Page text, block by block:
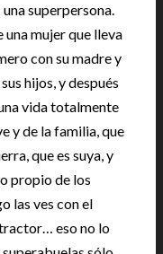
superpersona.
una mujer que lleva
con su madre y
hijos, y después
vida totalmente
y de la familia, que
que es suya, y
propio de los
las ves con el
eso no lo